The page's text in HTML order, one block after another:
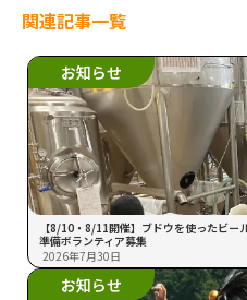
関連記事一覧
お知らせ
【8/10・8/11開催】ブドウを使ったビ
準備ボランティア募集
2026年7月30日
お知らせ